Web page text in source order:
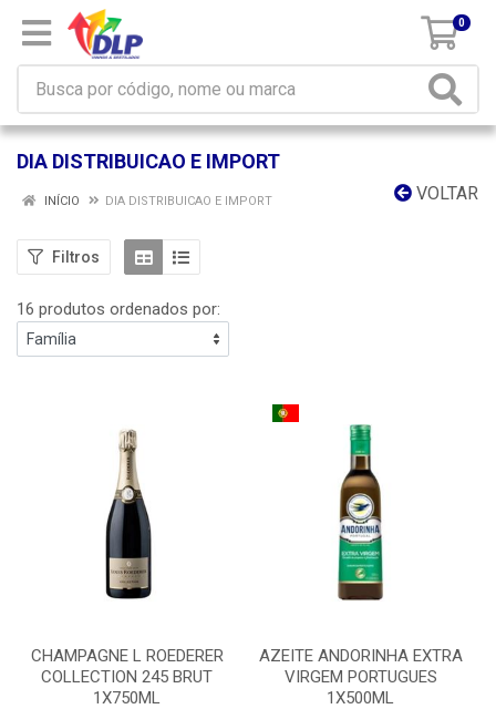
0
DIA DISTRIBUICAO E IMPORT
VOLTAR
INÍCIO DIA DISTRIBUICAO E IMPORT
Filtros
16 produtos ordenados por:
CHAMPAGNE L ROEDERER
COLLECTION 245 BRUT
1X750ML
AZEITE ANDORINHA EXTRA
VIRGEM PORTUGUES
1X500ML